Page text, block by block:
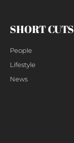
SHORT CUTS
People
Lifestyle
News